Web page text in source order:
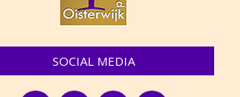
SOCIAL MEDIA